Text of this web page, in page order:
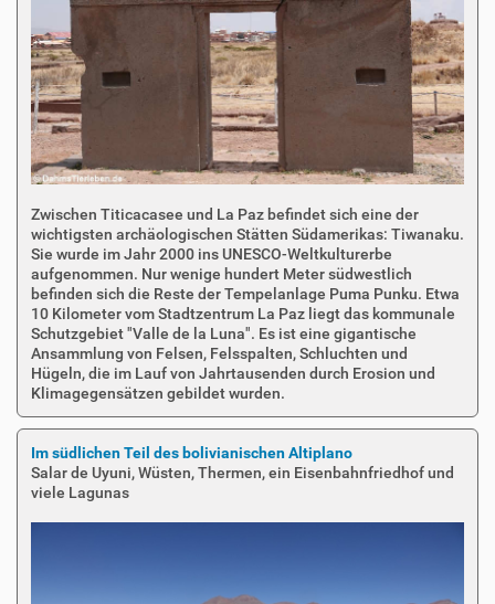
Zwischen Titicacasee und La Paz befindet sich eine der
wichtigsten archäologischen Stätten Südamerikas: Tiwanaku.
Sie wurde im Jahr 2000 ins UNESCO-Weltkulturerbe
aufgenommen. Nur wenige hundert Meter südwestlich
befinden sich die Reste der Tempelanlage Puma Punku. Etwa
10 Kilometer vom Stadtzentrum La Paz liegt das kommunale
Schutzgebiet "Valle de la Luna". Es ist eine gigantische
Ansammlung von Felsen, Felsspalten, Schluchten und
Hügeln, die im Lauf von Jahrtausenden durch Erosion und
Klimagegensätzen gebildet wurden.
Im südlichen Teil des bolivianischen Altiplano
Salar de Uyuni, Wüsten, Thermen, ein Eisenbahnfriedhof und
viele Lagunas